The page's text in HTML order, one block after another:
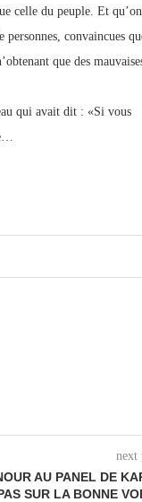
celle du peuple. Et
convaincues
que des
qui avait dit : «Si vous
next
AU PANEL DE
SUR LA BONNE